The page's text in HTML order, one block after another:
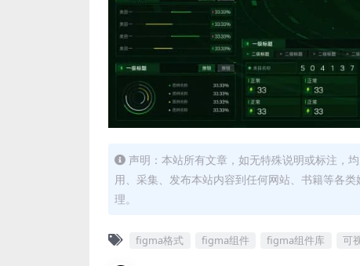
声明：本站所有文章，如无特殊说明或标注，
用、采集、发布本站内容到任何网站、书籍等各
理。
figma格式 figma组件 figma组件库 可